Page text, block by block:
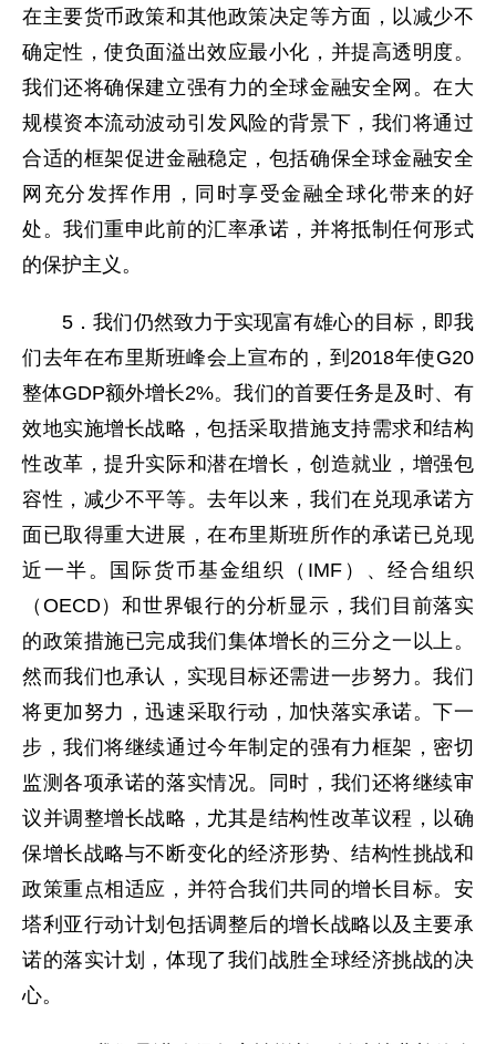
在主要货币政策和其他政策决定等方面，以减少不
确定性，使负面溢出效应最小化，并提高透明度。
我们还将确保建立强有力的全球金融安全网。在大
规模资本流动波动引发风险的背景下，我们将通过
合适的框架促进金融稳定，包括确保全球金融安全
网充分发挥作用，同时享受金融全球化带来的好
处。我们重申此前的汇率承诺，并将抵制任何形式
的保护主义。
5．我们仍然致力于实现富有雄心的目标，即我
们去年在布里斯班峰会上宣布的，到2018年使G20
整体GDP额外增长2%。我们的首要任务是及时、有
效地实施增长战略，包括采取措施支持需求和结构
性改革，提升实际和潜在增长，创造就业，增强包
容性，减少不平等。去年以来，我们在兑现承诺方
面已取得重大进展，在布里斯班所作的承诺已兑现
近一半。国际货币基金组织（IMF）、经合组织
（OECD）和世界银行的分析显示，我们目前落实
的政策措施已完成我们集体增长的三分之一以上。
然而我们也承认，实现目标还需进一步努力。我们
将更加努力，迅速采取行动，加快落实承诺。下一
步，我们将继续通过今年制定的强有力框架，密切
监测各项承诺的落实情况。同时，我们还将继续审
议并调整增长战略，尤其是结构性改革议程，以确
保增长战略与不断变化的经济形势、结构性挑战和
政策重点相适应，并符合我们共同的增长目标。安
塔利亚行动计划包括调整后的增长战略以及主要承
诺的落实计划，体现了我们战胜全球经济挑战的决
心。